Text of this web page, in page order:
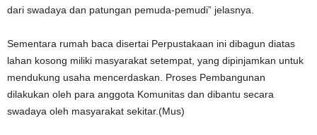
dari swadaya dan patungan pemuda-pemudi” jelasnya.
Sementara rumah baca disertai Perpustakaan ini dibagun diatas
lahan kosong miliki masyarakat setempat, yang dipinjamkan untuk
mendukung usaha mencerdaskan. Proses Pembangunan
dilakukan oleh para anggota Komunitas dan dibantu secara
swadaya oleh masyarakat sekitar.(Mus)